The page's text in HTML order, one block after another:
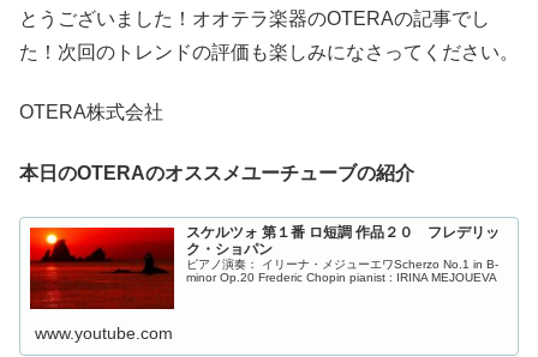
とうございました！オオテラ楽器のOTERAの記事でし
た！次回のトレンドの評価も楽しみになさってください。
OTERA株式会社
本日のOTERAのオススメユーチューブの紹介
スケルツォ 第１番 ロ短調 作品２０ フレデリッ
ク・ショパン
ピアノ演奏： イリーナ・メジューエワScherzo No.1 in B-
minor Op.20 Frederic Chopin pianist : IRINA MEJOUEVA
www.youtube.com